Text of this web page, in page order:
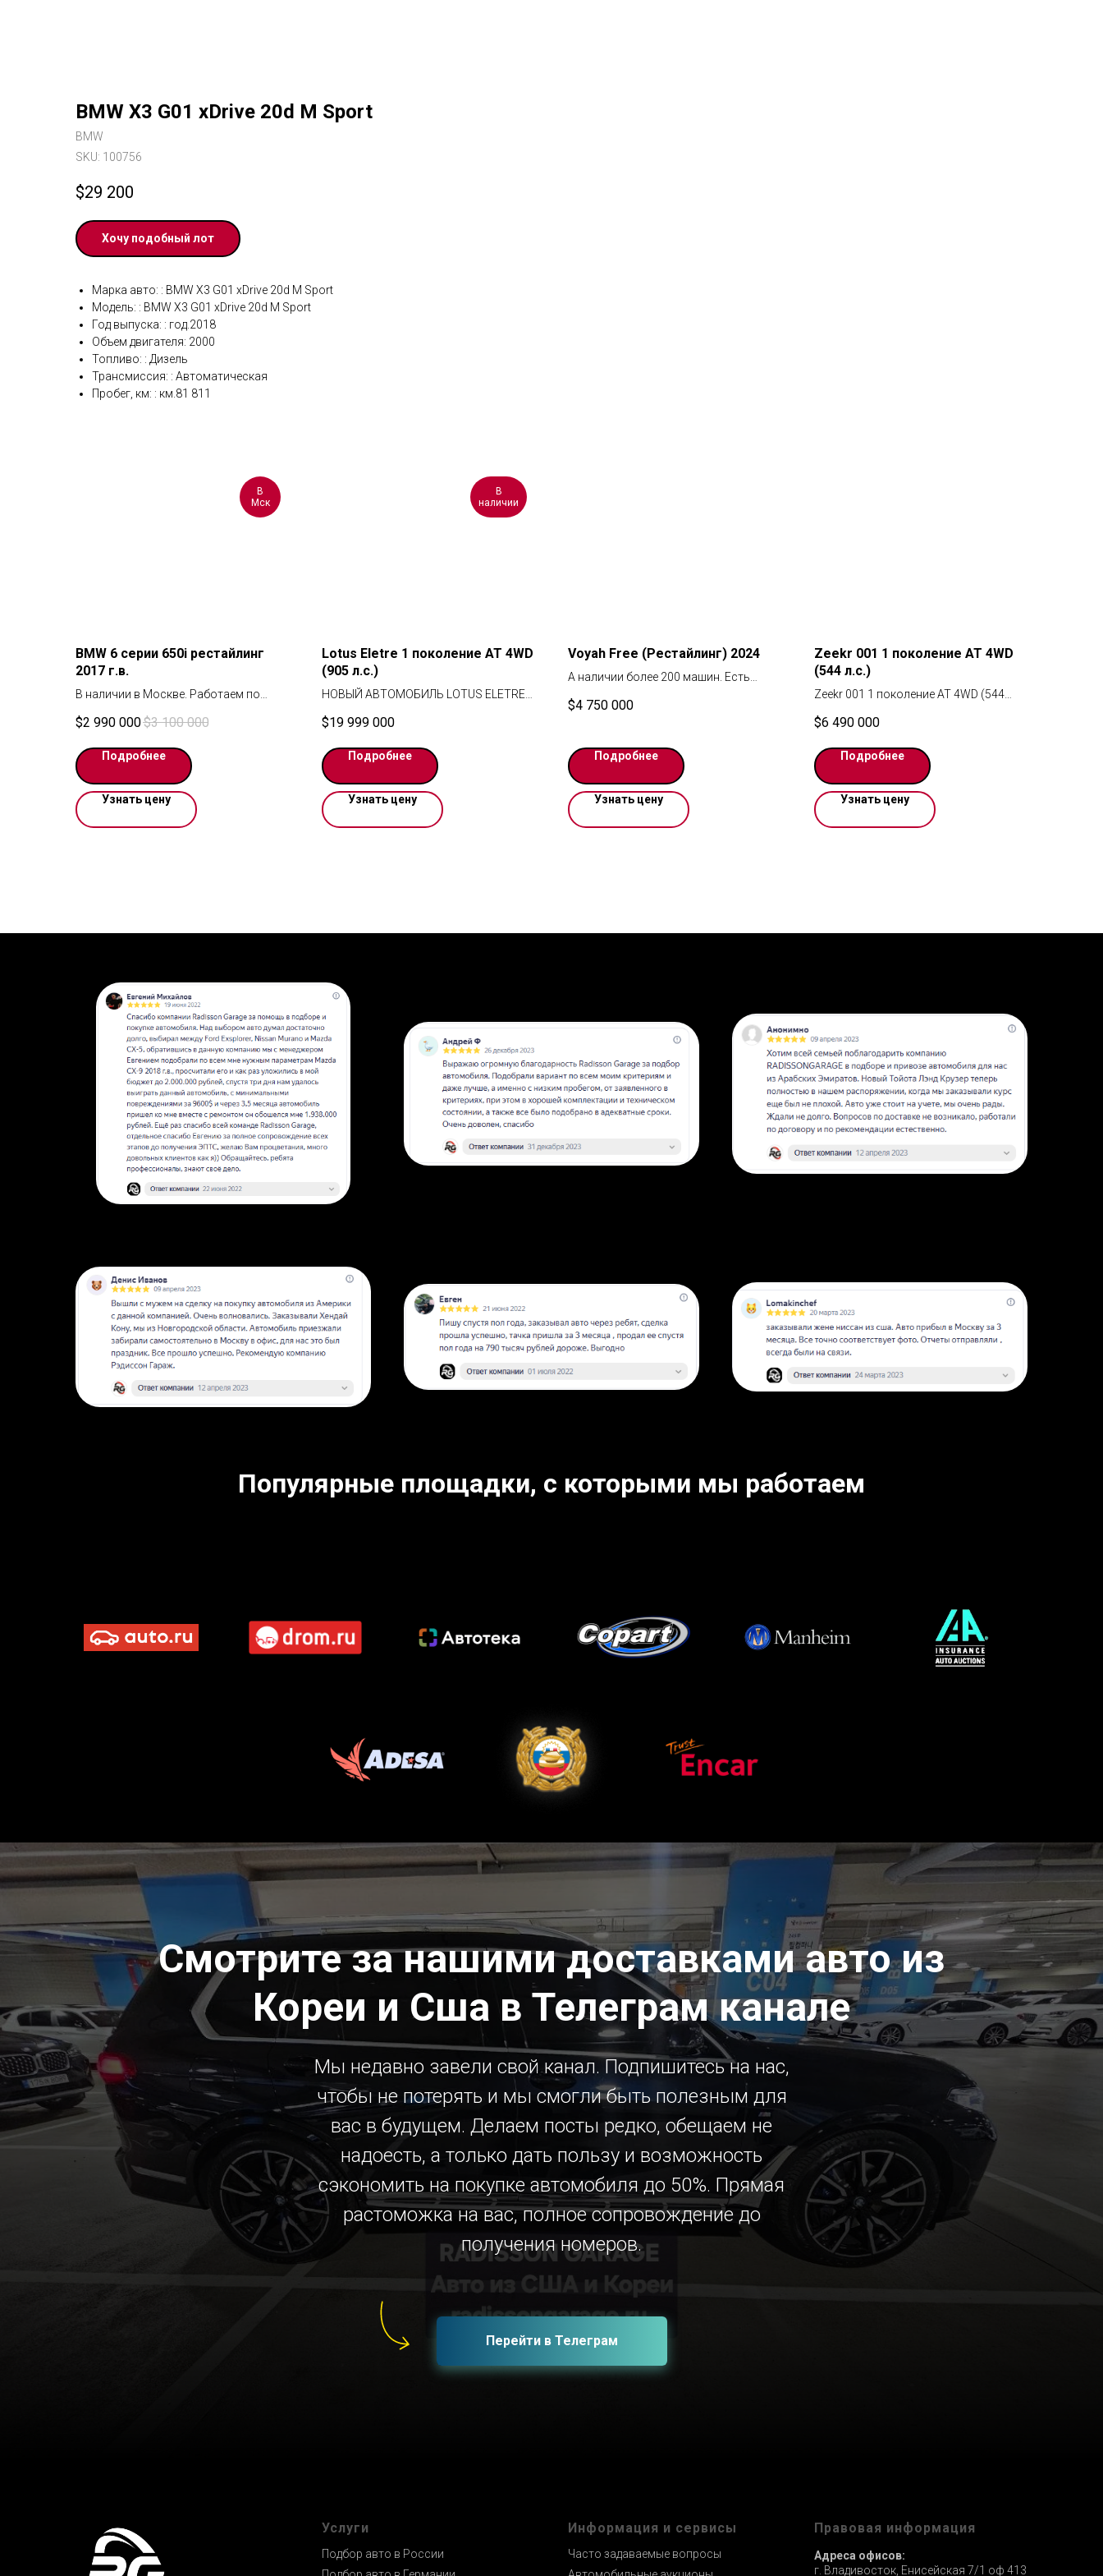
BMW X3 G01 xDrive 20d M Sport
BMW
SKU: 100756
$29 200
Хочу подобный лот
Марка авто: : BMW X3 G01 xDrive 20d M Sport
Модель: : BMW X3 G01 xDrive 20d M Sport
Год выпуска: : год.2018
Объем двигателя: 2000
Топливо: : Дизель
Трансмиссия: : Автоматическая
Пробег, км: : км.81 811
В
Мск
BMW 6 серии 650i рестайлинг
2017 г.в.
В наличии в Москве. Работаем по
видеопоказ.
Комплектацию смотрите на фото.
$2 990 000$3 100 000
Подробнее
Узнать цену
В
наличии
Lotus Eletre 1 поколение AT 4WD
(905 л.с.)
НОВЫЙ АВТОМОБИЛЬ LOTUS ELETRE
МАКСИМАЛЬНАЯ КОМПЛЕКТАЦИЯ 5
МЕСТ
УТИЛИЗАЦИОННЫЙ СБОР ОПЛАЧЕН
ЭПТС ДЕЙСТВУЮЩИЙ
$19 999 000
Подробнее
Узнать цену
Voyah Free (Рестайлинг) 2024
А наличии более 200 машин. Есть
Оставляйте заявку, мы вас
возможность оформить в кредит или
за наличные.
$4 750 000
Подробнее
Узнать цену
Zeekr 001 1 поколение AT 4WD
(544 л.с.)
Zeekr 001 1 поколение AT 4WD (544
Модель: Zeekr 001
Кузов: Лифтбек
Мест: 5
Год выпуска: 2023
Цвет: Черный
Пробег: 50 км
Тип двигателя: электро
526 км
$6 490 000
Подробнее
Узнать цену
Популярные площадки, с которыми мы работаем
Смотрите за нашими доставками авто из
Кореи и Сша в Телеграм канале
Мы недавно завели свой канал. Подпишитесь на нас,
чтобы не потерять и мы смогли быть полезным для
вас в будущем. Делаем посты редко, обещаем не
надоесть, а только дать пользу и возможность
сэкономить на покупке автомобиля до 50%. Прямая
растоможка на вас, полное сопровождение до
получения номеров.
Перейти в Телеграм
Услуги
Подбор авто в России
Информация и сервисы
Часто задаваемые вопросы
Правовая информация
Адреса офисов:
г. Владивосток, Енисейская 7/1 оф 413